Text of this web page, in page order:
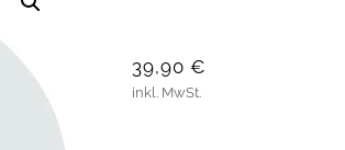
39,90 €
inkl. MwSt.